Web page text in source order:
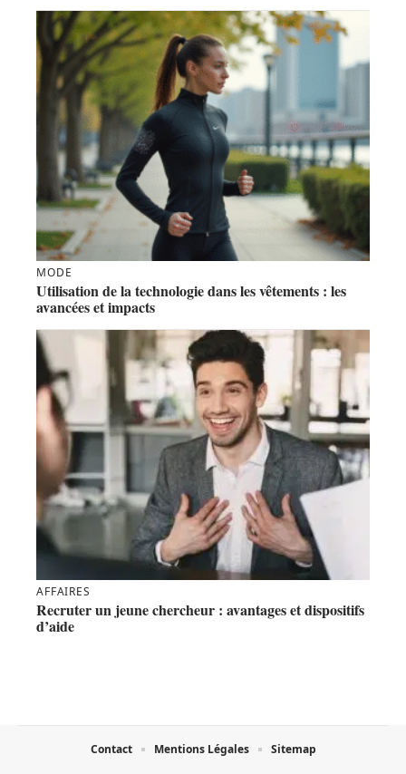
MODE
Utilisation de la technologie dans les vêtements : les
avancées et impacts
AFFAIRES
Recruter un jeune chercheur : avantages et dispositifs
d’aide
Contact Mentions Légales Sitemap